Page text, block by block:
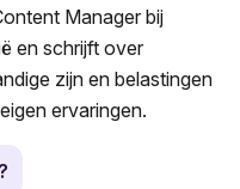
Manager bij
en schrijft over
zijn en belastingen
ervaringen.